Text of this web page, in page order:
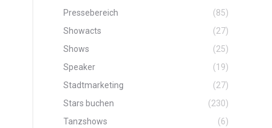
Pressebereich
(85)
Showacts
(27)
Shows
(25)
Speaker
(19)
Stadtmarketing
(27)
Stars buchen
(230)
Tanzshows
(6)